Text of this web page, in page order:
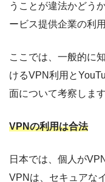
うことが違法かどう
ービス提供企業の利
ここでは、一般的に
けるVPN利用と
面について考察します
VPNの利用は合法
日本では、個人が
VPNは、セキュアな